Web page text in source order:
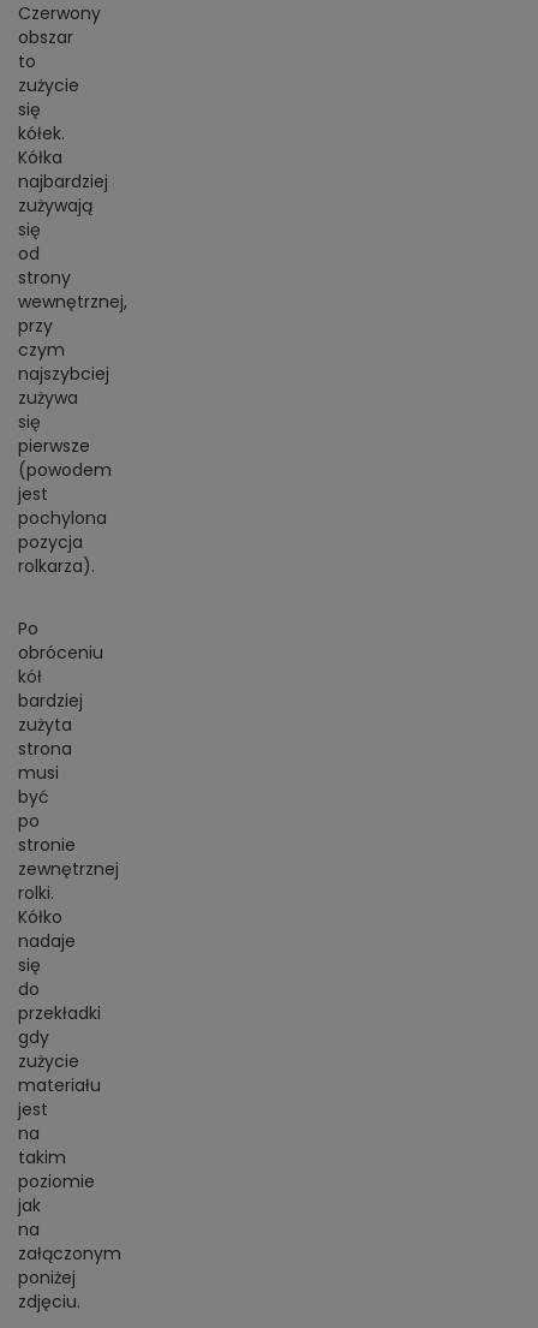
Czerwony
obszar
to
zużycie
się
kółek.
Kółka
najbardziej
zużywają
się
od
strony
wewnętrznej,
przy
czym
najszybciej
zużywa
się
pierwsze
(powodem
jest
pochylona
pozycja
rolkarza).
Po
obróceniu
kół
bardziej
zużyta
strona
musi
być
po
stronie
zewnętrznej
rolki.
Kółko
nadaje
się
do
przekładki
gdy
zużycie
materiału
jest
na
takim
poziomie
jak
na
załączonym
poniżej
zdjęciu.